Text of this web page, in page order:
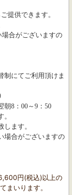
提供できます。
合がございますの
にてご利用頂けま
朝8：00～9：50
ます。
合がございますの
円(税込)以上の
まいります。